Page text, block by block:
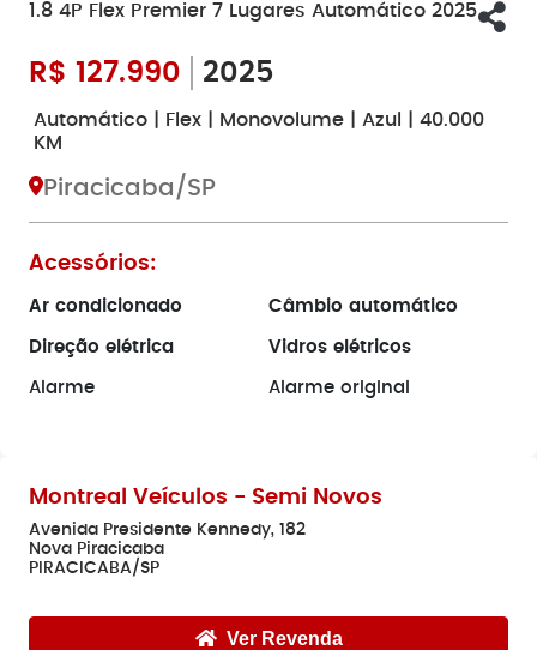
1.8 4P Flex Premier 7 Lugares Automático 2025
R$ 127.990 2025
Automático | Flex | Monovolume | Azul | 40.000
KM
Piracicaba/SP
Acessórios:
Ar condicionado Câmbio automático
Direção elétrica Vidros elétricos
Alarme Alarme original
Montreal Veículos - Semi Novos
Avenida Presidente Kennedy, 182
Nova Piracicaba
PIRACICABA/SP
Ver Revenda